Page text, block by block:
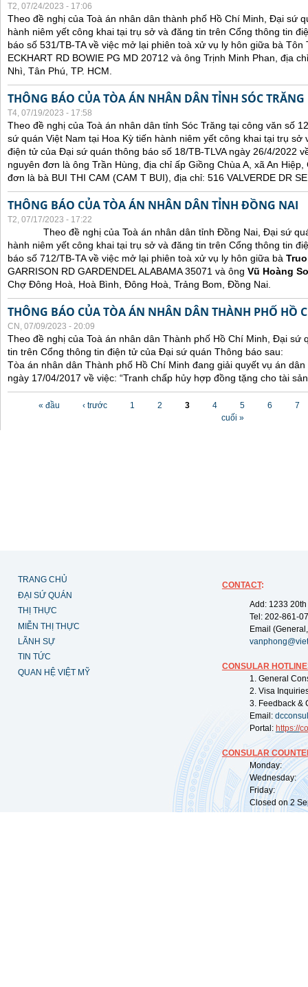
T2, 07/24/2023 - 17:06
Theo đề nghị của Toà án nhân dân thành phố Hồ Chí Minh, Đại sứ
hành niêm yết công khai tại trụ sở và đăng tin trên Cổng thông tin
báo số 531/TB-TA về việc mở lại phiên toà xử vụ ly hôn giữa bà Tôn
ECKHART RD BOWIE PG MD 20712 và ông Trịnh Minh Phan, địa
Nhì, Tân Phú, TP. HCM.
THÔNG BÁO CỦA TÒA ÁN NHÂN DÂN TỈNH SÓC TRĂNG
T4, 07/19/2023 - 17:58
Theo đề nghị của Toà án nhân dân tỉnh Sóc Trăng tại công văn số
sứ quán Việt Nam tại Hoa Kỳ tiến hành niêm yết công khai tại trụ sở
điện tử của Đại sứ quán thông báo số 18/TB-TLVA ngày 26/4/2022
nguyên đơn là ông Trần Hùng, địa chỉ ấp Giồng Chùa A, xã An
đơn là bà BUI THI CAM (CAM T BUI), địa chỉ: 516 VALVERDE DR
THÔNG BÁO CỦA TÒA ÁN NHÂN DÂN TỈNH ĐỒNG NAI
T2, 07/17/2023 - 17:22
Theo đề nghị của Toà án nhân dân tỉnh Đồng Nai, Đại sứ
hành niêm yết công khai tại trụ sở và đăng tin trên Cổng thông tin
báo số 712/TB-TA về việc mở lại phiên toà xử vụ ly hôn giữa bà
GARRISON RD GARDENDEL ALABAMA 35071 và ông Vũ Hoàng
Chợ Đông Hoà, Hoà Bình, Đông Hoà, Trảng Bom, Đồng Nai.
THÔNG BÁO CỦA TÒA ÁN NHÂN DÂN THÀNH PHỐ HỒ
CN, 07/09/2023 - 20:09
Theo đề nghị của Toà án nhân dân Thành phố Hồ Chí Minh, Đại sứ
tin trên Cổng thông tin điện tử của Đại sứ quán Thông báo sau:
Tòa án nhân dân Thành phố Hồ Chí Minh đang giải quyết vụ án
ngày 17/04/2017 về việc: “Tranh chấp hủy hợp đồng tặng cho tài
« đầu ‹ trước 1 2 3 4 5 6
7
cuối »
TRANG CHỦ
ĐẠI SỨ QUÁN
THỊ THỰC
MIỄN THỊ THỰC
LÃNH SỰ
TIN TỨC
QUAN HỆ VIỆT MỸ
CONTACT:
Add: 1233
Tel: 202-861-
Email
CONSULAR
1. General
2. Visa
3. Feedback &
Email:
Portal: https://
CONSULAR
Monday:
Wednesday:
Friday:
Closed on 2